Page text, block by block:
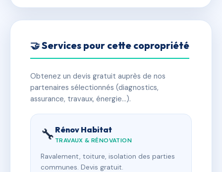
🤝 Services pour cette copropriété
Obtenez un devis gratuit auprès de nos
partenaires sélectionnés (diagnostics,
assurance, travaux, énergie…).
🔧 Rénov Habitat
TRAVAUX & RÉNOVATION
Ravalement, toiture, isolation des parties
communes. Devis gratuit.